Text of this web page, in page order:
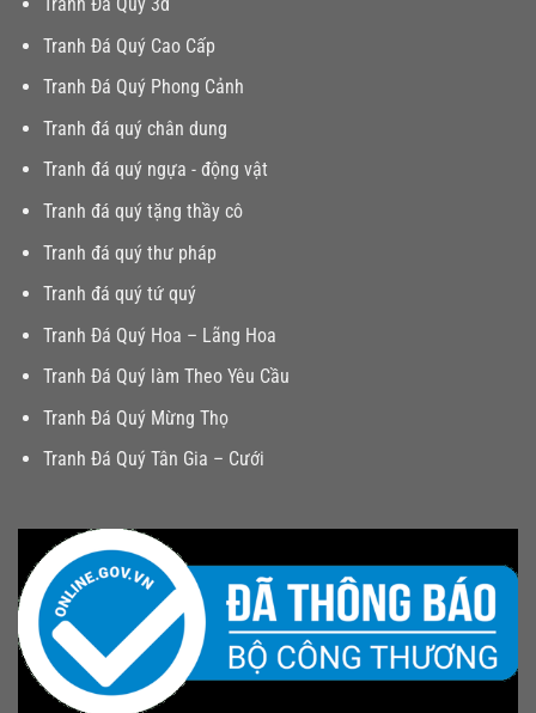
Tranh Đá Quý Cao Cấp
Tranh Đá Quý Phong Cảnh
Tranh đá quý chân dung
Tranh đá quý ngựa - động vật
Tranh đá quý tặng thầy cô
Tranh đá quý thư pháp
Tranh đá quý tứ quý
Tranh Đá Quý Hoa – Lãng Hoa
Tranh Đá Quý làm Theo Yêu Cầu
Tranh Đá Quý Mừng Thọ
Tranh Đá Quý Tân Gia – Cưới